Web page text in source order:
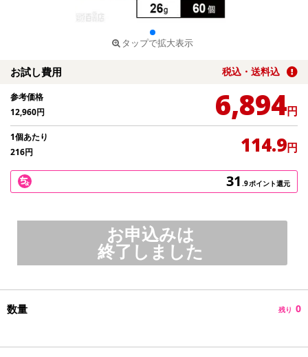
タップで拡大表示
お試し費用 税込・送料込
参考価格
12,960円 6,894円
1個あたり
216円 114.9円
31 .9ポイント還元
お申込みは
終了しました
数量 残り 0